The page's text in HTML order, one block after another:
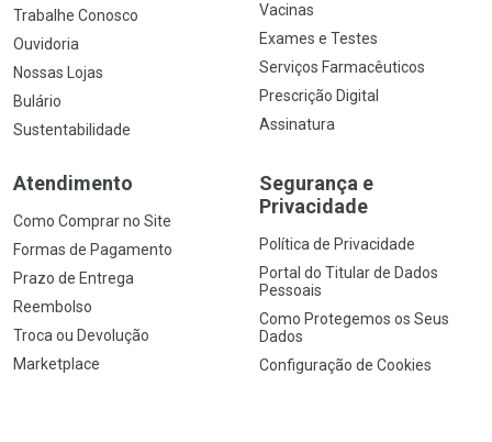
Trabalhe Conosco
Ouvidoria
Nossas Lojas
Bulário
Sustentabilidade
Vacinas
Exames e Testes
Serviços Farmacêuticos
Prescrição Digital
Assinatura
Atendimento
Como Comprar no Site
Formas de Pagamento
Prazo de Entrega
Reembolso
Troca ou Devolução
Marketplace
Segurança e
Privacidade
Política de Privacidade
Portal do Titular de Dados
Pessoais
Como Protegemos os Seus
Dados
Configuração de Cookies